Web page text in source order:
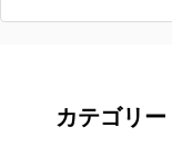
カテゴリー